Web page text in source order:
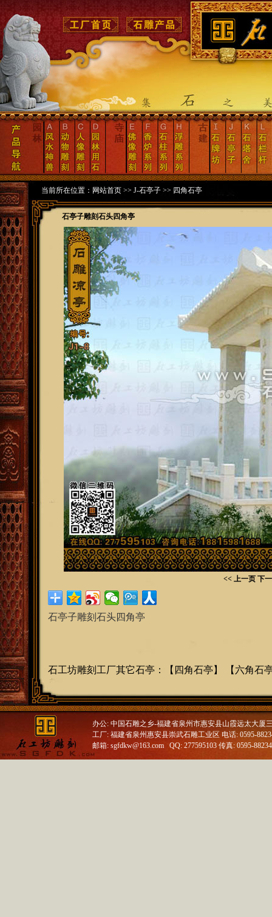
当前所在位置： 网站首页>> J-石亭子>> 四角石亭
石亭子雕刻石头四角亭
<< 上一页 下
石亭子雕刻石头四角亭
石工坊雕刻工厂其它石亭 ： 【 四角石亭 】 【 六角石
办公: 中国石雕之乡-福建省泉州市惠安县山霞远太大厦
工厂: 福建省泉州惠安县崇武石雕工业区 电话: 0595-
邮箱: sgfdkw@163.com QQ: 277595103 传真: 0595-